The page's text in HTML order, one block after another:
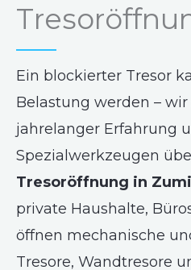
Ein blockierter Tresor
Belastung werden –
jahrelanger Erfahrung
Spezialwerkzeugen
Tresoröffnung in
private Haushalte,
öffnen mechanische
Tresore, Wandtresore